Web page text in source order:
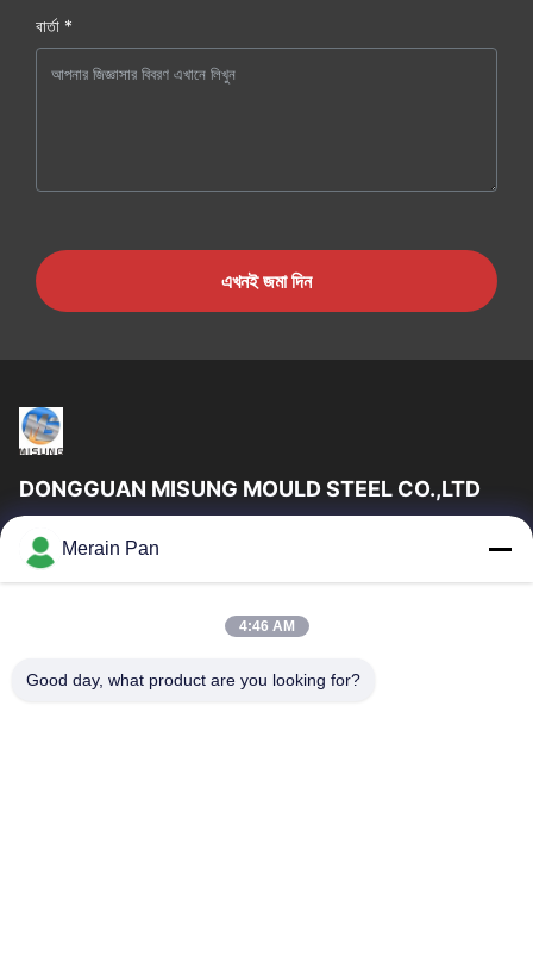
বার্তা *
এখনই জমা দিন
DONGGUAN MISUNG MOULD STEEL CO.,LTD
DongGuan Misung ছাঁচ ইস্পাত কোং লিমিটেড সরবরাহ প্লাস্টিক ডাই স্টিল, গরম
কাজ ইস্পাত, ঠান্ডা কাজ ইস্পাত, খাদ কাঠামোগত ইস্পাত
গুরুত্বপূর্ণ সংযোগ
পণ্য
VR প্রদর্শন
আমাদের সম্পর্কে
Merain Pan
4:46 AM
Good day, what product are you looking for?